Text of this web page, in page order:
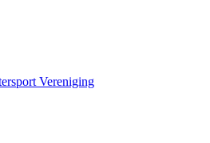
Vereniging